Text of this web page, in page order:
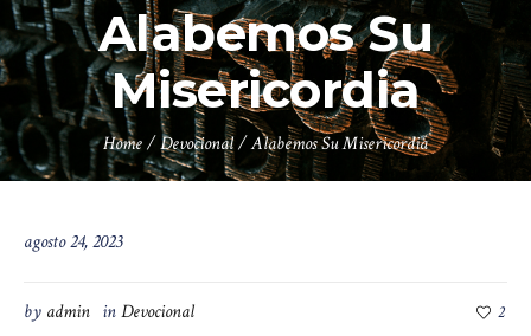
Alabemos Su
Misericordia
Home/Devocional/Alabemos Su Misericordia
agosto 24, 2023
by admin inDevocional 2